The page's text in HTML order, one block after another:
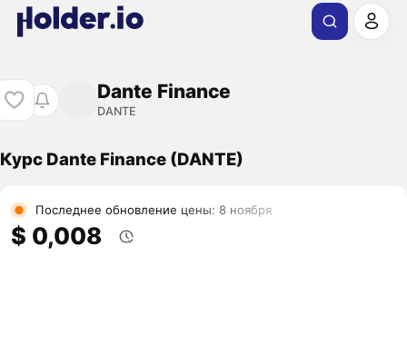
Dante Finance
DANTE
Курс Dante Finance (DANTE)
Последнее обновление цены: 8 ноября
$ 0,008